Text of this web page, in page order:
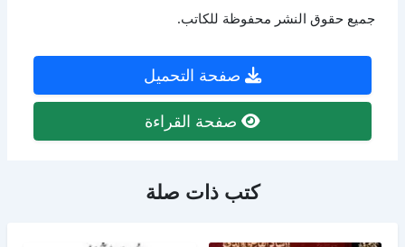
جميع حقوق النشر محفوظة للكاتب.
صفحة التحميل
صفحة القراءة
كتب ذات صلة